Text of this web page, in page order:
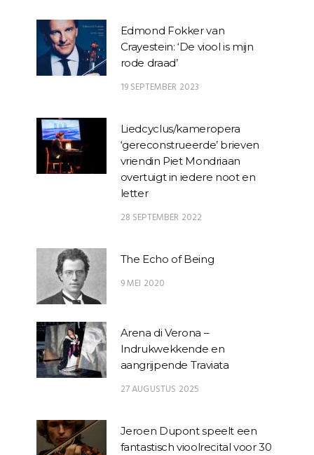
Edmond Fokker van
Crayestein: ‘De viool is mijn
rode draad’
19 SEPTEMBER 2023
Liedcyclus/kameropera
‘gereconstrueerde’ brieven
vriendin Piet Mondriaan
overtuigt in iedere noot en
letter
28 SEPTEMBER 2022
The Echo of Being
9 MEI 2020
Arena di Verona –
Indrukwekkende en
aangrijpende Traviata
27 AUGUSTUS 2025
Jeroen Dupont speelt een
fantastisch vioolrecital voor 30